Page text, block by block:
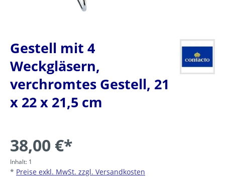
Gestell mit 4
Weckgläsern,
verchromtes Gestell, 21
x 22 x 21,5 cm
38,00 €*
Inhalt: 1
* Preise exkl. MwSt. zzgl. Versandkosten